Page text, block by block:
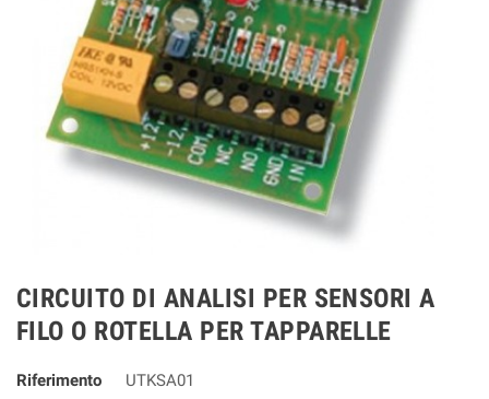
CIRCUITO DI ANALISI PER SENSORI A
FILO O ROTELLA PER TAPPARELLE
Riferimento
UTKSA01